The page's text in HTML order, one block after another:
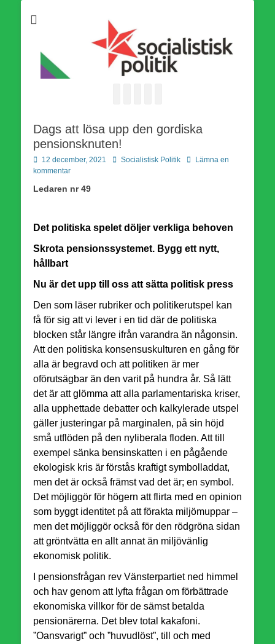
världsomfattande socialistiska Fjärde Internationalen och en viktig
tillgång i kampen för en socialistisk framtid!
Dags att lösa upp den gordiska
pensionsknuten!
Publicerad
den
12 december, 2021 Författare
Socialistisk Politik
Lämna en
kommentar
Ledaren nr 49
Det politiska spelet döljer verkliga behoven
Skrota pensionssystemet. Bygg ett nytt,
hållbart
Nu är det upp till oss att sätta politisk press
Den som läser rubriker och politikerutspel kan
få för sig att vi lever i en tid där de politiska
blocken står längre ifrån varandra än någonsin.
Att den politiska konsensuskulturen en gång för
alla är begravd och att politiken är mer
oförutsägbar än den varit på hundra år. Så lätt
det är att glömma att alla parlamentariska kriser,
alla upphettade debatter och kalkylerade utspel
gäller justeringar på marginalen, på sin höjd
små utflöden på den nyliberala floden. Att till
exempel sänka bensinskatten i en pågående
ekologisk kris är förstås kraftigt symbolladdat,
men det är också främst vad det är; en symbol.
Det möjliggör för högern att flirta med en opinion
som byggt identitet på att förakta miljömuppar –
men det möjliggör också för den rödgröna sidan
att gröntvätta en allt annat än miljövänlig
ekonomisk politik.
I pensionsfrågan rev Vänsterpartiet ned himmel
och hav genom att lyfta frågan om förbättrade
ekonomiska villkor för de sämst betalda
pensionärerna. Det blev total kakafoni.
”Oansvarigt” och ”huvudlöst”, till och med